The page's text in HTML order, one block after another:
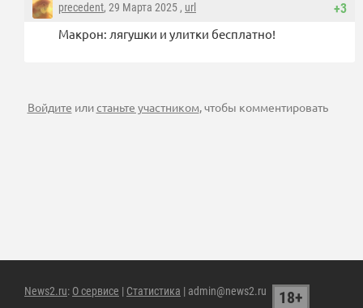
+3
precedent, 29 Марта 2025 , url
Макрон: лягушки и улитки бесплатно!
Войдите илистаньте участником, чтобы комментировать
News2.ru: О сервисе | Статистика | admin@news2.ru 18+